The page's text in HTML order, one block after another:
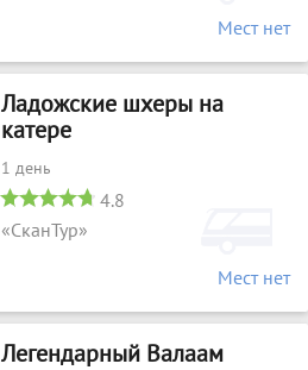
Мест нет
Ладожские шхеры на
катере
1 день
4.8
«СканТур»
Мест нет
Легендарный Валаам